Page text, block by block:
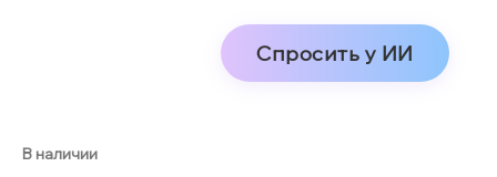
Спросить у ИИ
В наличии